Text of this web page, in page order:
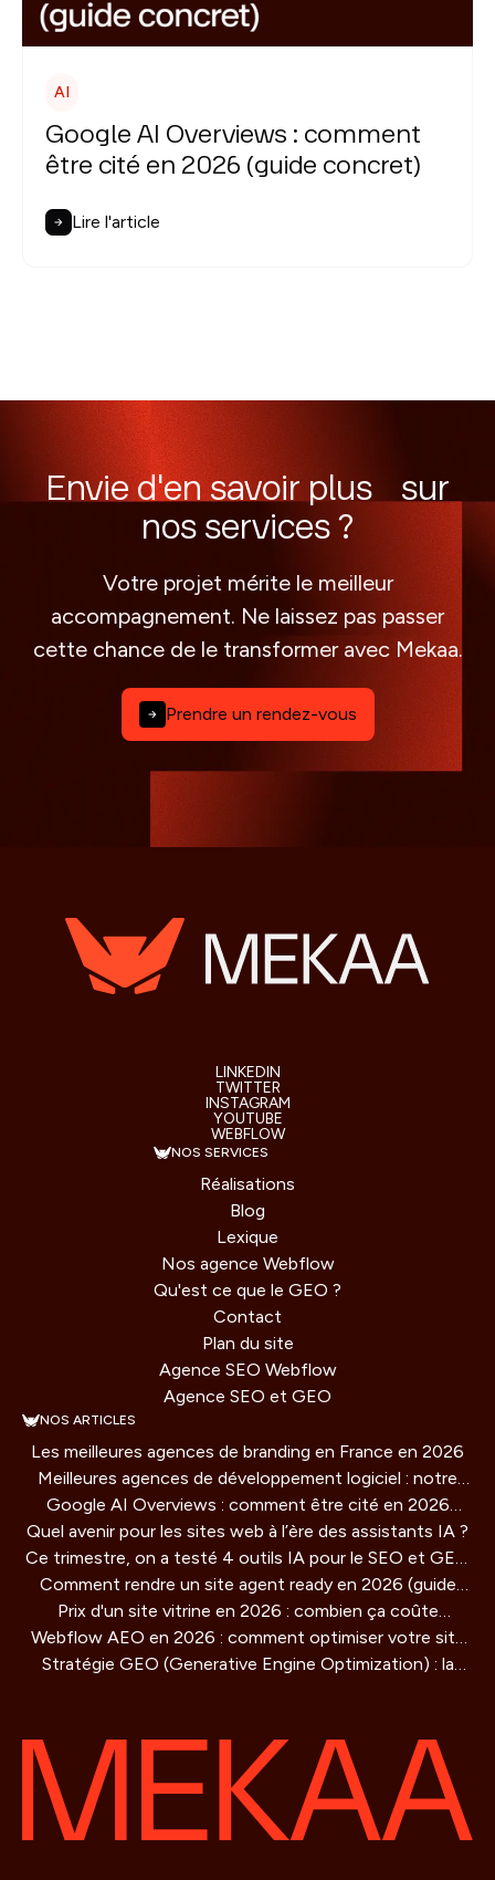
AI
Google AI Overviews : comment
être cité en 2026 (guide concret)
Lire l'article
Envie d'en savoir plus sur
nos services ?
Votre projet mérite le meilleur
accompagnement. Ne laissez pas passer
cette chance de le transformer avec Mekaa.
Prendre un rendez-vous
LINKEDIN
TWITTER
INSTAGRAM
YOUTUBE
WEBFLOW
NOS SERVICES
Réalisations
Blog
Lexique
Nos agence Webflow
Qu'est ce que le GEO ?
Contact
Plan du site
Agence SEO Webflow
Agence SEO et GEO
NOS ARTICLES
Les meilleures agences de branding en France en 2026
Meilleures agences de développement logiciel : notre
comparatif 2026
Google AI Overviews : comment être cité en 2026
(guide concret)
Quel avenir pour les sites web à l’ère des assistants IA ?
Ce trimestre, on a testé 4 outils IA pour le SEO et GEO
: verdict honnête
Comment rendre un site agent ready en 2026 (guide
technique)
Prix d'un site vitrine en 2026 : combien ça coûte
vraiment ?
Webflow AEO en 2026 : comment optimiser votre site
pour être cité par les moteurs IA
Stratégie GEO (Generative Engine Optimization) : la